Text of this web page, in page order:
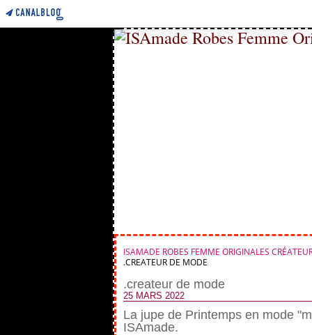
ISAMADE ROBES FEMME ORIGINALES
.CREATEUR DE MODE
.createur de mode
25 MARS 2022
La jupe de Printemps en mode
ISAmade.